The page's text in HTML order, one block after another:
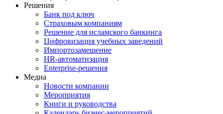
Решения
Банк под ключ
Страховым компаниям
Решение для исламского банкинга
Цифровизация учебных заведений
Импортозамещение
HR‑автоматизация
Enterprise-решения
Медиа
Новости компании
Мероприятия
Книги и руководства